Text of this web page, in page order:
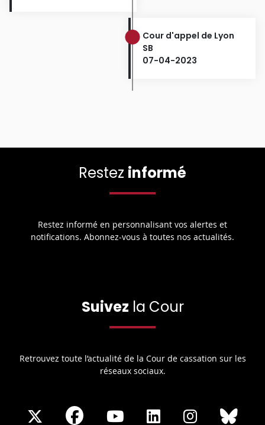
Cour d'appel de Lyon
SB
07-04-2023
Restez informé
Restez informé en personnalisant vos alertes et
notifications. Abonnez-vous à toutes nos actualités.
Suivez la Cour
Retrouvez toute l’actualité de la Cour de cassation sur les
réseaux sociaux.
ShareShare
Share
Share
Share